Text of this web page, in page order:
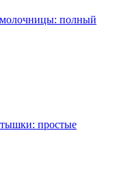
полный
простые